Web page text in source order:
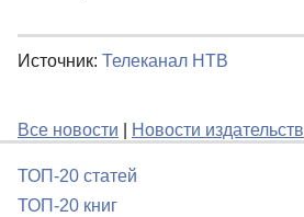
Источник: Телеканал НТВ
Все новости Новости издательств
ТОП-20 статей
ТОП-20 книг